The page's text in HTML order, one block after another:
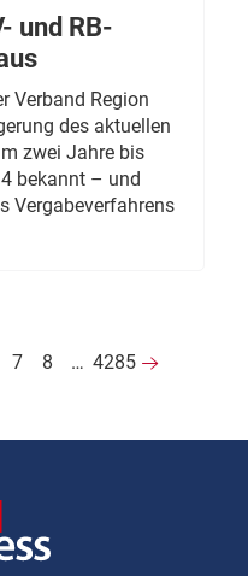
und RB-
Verband Region
des aktuellen
zwei Jahre bis
bekannt – und
Vergabeverfahrens
7 8 … 4285